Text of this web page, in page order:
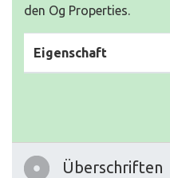
den Og Properties.
Eigenschaft
Überschriften